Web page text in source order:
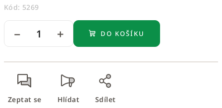
Kód: 5269
+
− DO KOŠÍKU
Zeptat se Hlídat Sdílet